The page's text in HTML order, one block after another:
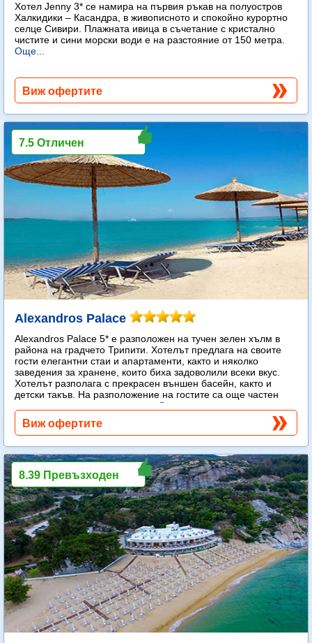
Хотел Jenny 3* се намира на първия ръкав на полуостров
Халкидики – Касандра, в живописното и спокойно курортно
селце Сивири. Плажната ивица в съчетание с кристално
чистите и сини морски води е на разстояние от 150 метра.
Още...
Виж офертите
Alexandros Palace
Alexandros Palace 5* e разположен на тучен зелен хълм в
района на градчето Трипити. Хотелът предлага на своите
гости елегантни стаи и апартаменти, както и няколко
заведения за хранене, които биха задоволили всеки вкус.
Хотелът разполага с прекрасен външен басейн, както и
детски такъв. На разположение на гостите са още частен
Още...
7.5 Отличен
Виж офертите
8.39 Превъзходен